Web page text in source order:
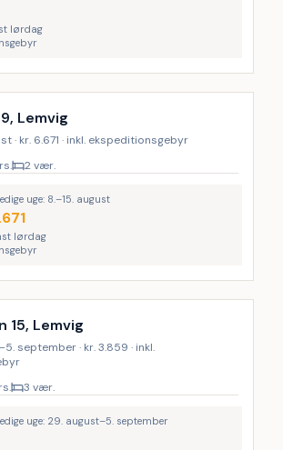
lørdag
Lemvig
· kr. 6.671 · inkl. ekspeditionsgebyr
2 vær.
uge: 8.–15. august
lørdag
15, Lemvig
september · kr. 3.859 · inkl.
3 vær.
uge: 29. august–5. september